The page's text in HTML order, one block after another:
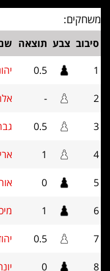
משחקים:
סיבוב צבע תוצאה
1
0.5
2
-
3
0.5
4
1
5
0
6
1
7
0.5
8
0